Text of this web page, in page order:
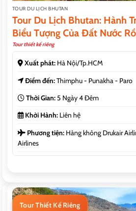
TOUR DU LỊCH BHUTAN
Tour Du Lịch Bhutan: Hành
Biểu Tượng Của Đất Nước
Tour thiết kế riêng
Xuất phát:Hà Nội/Tp.HCM
Điểm đến:Thimphu - Punakha - Paro
Thời Gian:5 Ngày 4 Đêm
Khởi Hành:Liên hệ
Phương tiện:Hàng không Drukair
Airlines
Tour Thiết Kế Riêng